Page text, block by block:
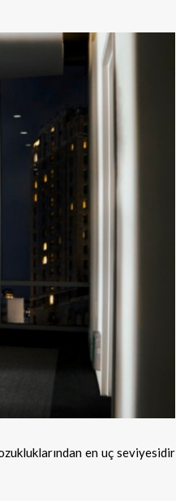
en uç seviyesidir